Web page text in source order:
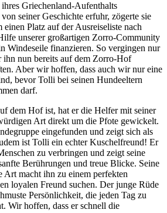
Griechenland-Aufenthalts
seiner Geschichte erfuhr, zögerte sie
Platz auf der Ausreiseliste nach
unserer großartigen Zorro-Community
Windeseile finanzieren. So vergingen nur
ihn nun bereits auf dem Zorro-Hof
Aber wir hoffen, dass auch wir nur eine
bevor Tolli bei seinen Hundeeltern
darf.
dem Hof ist, hat er die Helfer mit seiner
Art direkt um die Pfote gewickelt.
eingefunden und zeigt sich als
ist Tolli ein echter Kuschelfreund! Er
zu verbringen und zeigt seine
Berührungen und treue Blicke. Seine
Art macht ihn zu einem perfekten
loyalen Freund suchen. Der junge Rüde
Persönlichkeit, die jeden Tag zu
Wir hoffen, dass er schnell die